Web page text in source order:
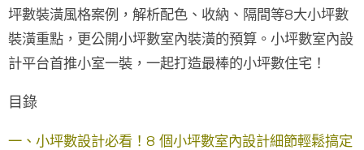
坪數裝潢風格案例，解析配色、收納、隔間等8大小坪數
裝潢重點，更公開小坪數室內裝潢的預算。小坪數室內設
計平台首推小室一裝，一起打造最棒的小坪數住宅！
目錄
一、小坪數設計必看！8 個小坪數室內設計細節輕鬆搞定